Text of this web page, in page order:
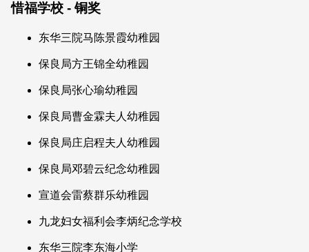
惜福学校 - 铜奖
东华三院马陈景霞幼稚园
保良局方王锦全幼稚园
保良局张心瑜幼稚园
保良局曹金霖夫人幼稚园
保良局庄启程夫人幼稚园
保良局邓碧云纪念幼稚园
宣道会雷蔡群乐幼稚园
九龙妇女福利会李炳纪念学校
东华三院李东海小学